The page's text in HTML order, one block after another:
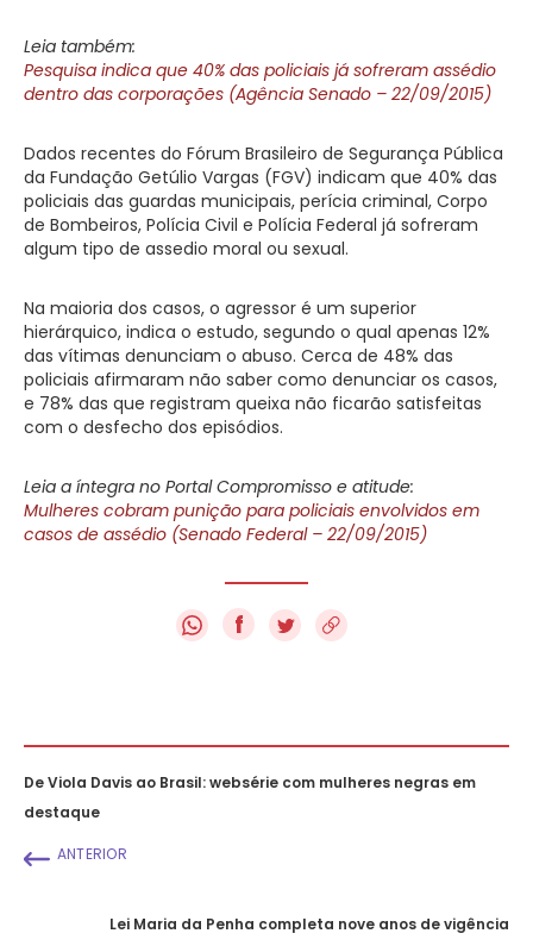
Leia também:
Pesquisa indica que 40% das policiais já sofreram assédio
dentro das corporações (Agência Senado – 22/09/2015)
Dados recentes do Fórum Brasileiro de Segurança Pública
da Fundação Getúlio Vargas (FGV) indicam que 40% das
policiais das guardas municipais, perícia criminal, Corpo
de Bombeiros, Polícia Civil e Polícia Federal já sofreram
algum tipo de assedio moral ou sexual.
Na maioria dos casos, o agressor é um superior
hierárquico, indica o estudo, segundo o qual apenas 12%
das vítimas denunciam o abuso. Cerca de 48% das
policiais afirmaram não saber como denunciar os casos,
e 78% das que registram queixa não ficarão satisfeitas
com o desfecho dos episódios.
Leia a íntegra no Portal Compromisso e atitude:
Mulheres cobram punição para policiais envolvidos em
casos de assédio (Senado Federal – 22/09/2015)
f
De Viola Davis ao Brasil: websérie com mulheres negras em
destaque
ANTERIOR
Lei Maria da Penha completa nove anos de vigência